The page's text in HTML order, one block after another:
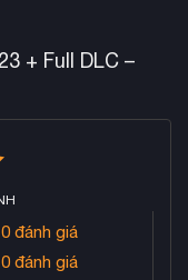
+ Full DLC –
0 đánh giá
0 đánh giá